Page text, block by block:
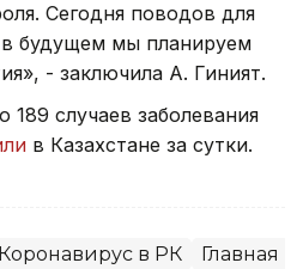
Сегодня поводов для
будущем мы планируем
- заключила А. Гиният.
189 случаев заболевания
в Казахстане за сутки.
Коронавирус в РК Главная